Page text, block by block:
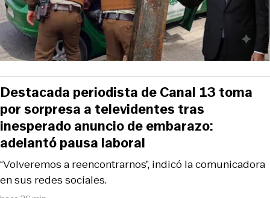
“Volveremos a reencontrarnos”, indicó la comunicadora
en sus redes sociales.
Destacada periodista de Canal 13 toma
por sorpresa a televidentes tras
inesperado anuncio de embarazo:
adelantó pausa laboral